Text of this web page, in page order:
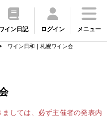
イン日記 ログイン メニュー
ワイン日和｜札幌ワイン会
しては、必ず主催者の発表内